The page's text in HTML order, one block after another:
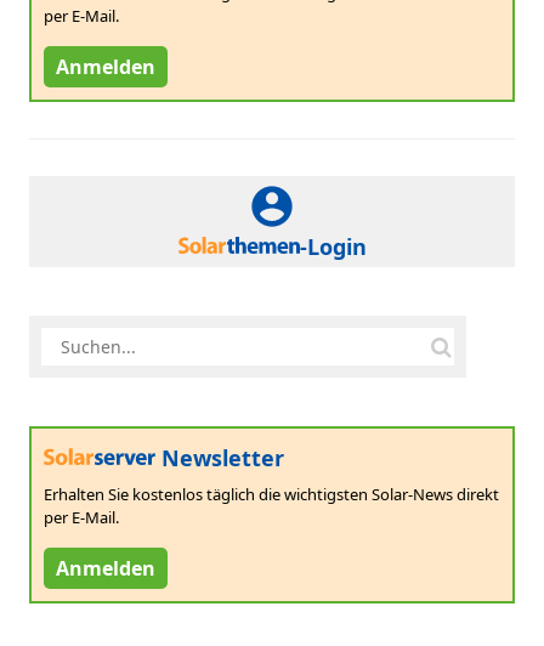
per E-Mail.
Anmelden
-Login
Newsletter
Erhalten Sie kostenlos täglich die wichtigsten Solar-News direkt
per E-Mail.
Anmelden